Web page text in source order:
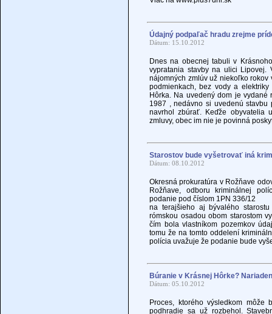
Údajný podpaľač hradu zrejme
Dátum: 15.10.2012
Dnes na obecnej tabuli v
vypratania stavby na ulici Lipovej.
nájomných zmlúv už niekoľko rokov
podmienkach, bez vody a
Hôrka. Na uvedený dom je
1987 , nedávno si uvedenú stavbu
navrhol zbúrať. Keďže obyvatelia
zmluvy, obec im nie je povinná
Starostov bude vyšetrovať iná
Dátum: 08.10.2012
Okresná prokuratúra v Rožňave
Rožňave, odboru kriminálnej
podanie pod číslom 1PN 336/12
na terajšieho aj bývalého
rómskou osadou obom starostom
čím bola vlastníkom pozemkov
tomu že na tomto oddelení
polícia uvažuje že podanie bude
Búranie v Krásnej Hôrke?
Dátum: 05.10.2012
Proces, ktorého výsledkom
podhradie sa už rozbehol.